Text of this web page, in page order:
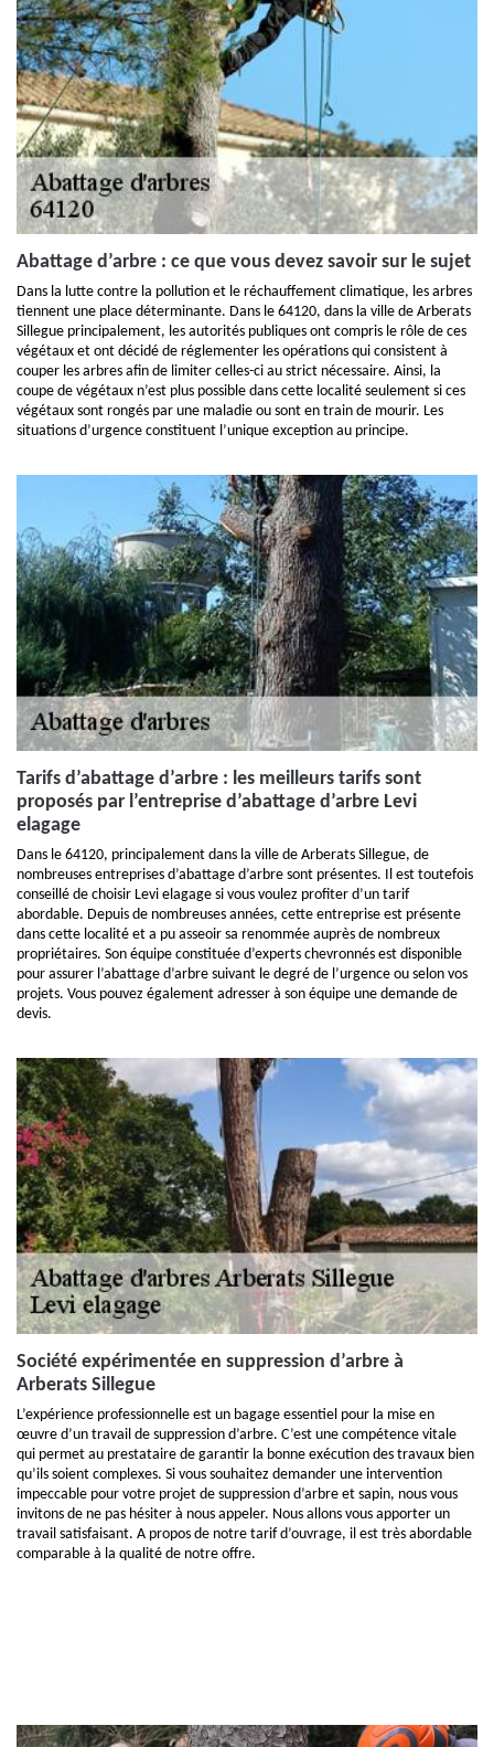
Abattage d’arbre : ce que vous devez savoir sur le sujet
Dans la lutte contre la pollution et le réchauffement climatique, les arbres
tiennent une place déterminante. Dans le 64120, dans la ville de Arberats
Sillegue principalement, les autorités publiques ont compris le rôle de ces
végétaux et ont décidé de réglementer les opérations qui consistent à
couper les arbres afin de limiter celles-ci au strict nécessaire. Ainsi, la
coupe de végétaux n’est plus possible dans cette localité seulement si ces
végétaux sont rongés par une maladie ou sont en train de mourir. Les
situations d’urgence constituent l’unique exception au principe.
Tarifs d’abattage d’arbre : les meilleurs tarifs sont
proposés par l’entreprise d’abattage d’arbre Levi
elagage
Dans le 64120, principalement dans la ville de Arberats Sillegue, de
nombreuses entreprises d’abattage d’arbre sont présentes. Il est toutefois
conseillé de choisir Levi elagage si vous voulez profiter d’un tarif
abordable. Depuis de nombreuses années, cette entreprise est présente
dans cette localité et a pu asseoir sa renommée auprès de nombreux
propriétaires. Son équipe constituée d’experts chevronnés est disponible
pour assurer l’abattage d’arbre suivant le degré de l’urgence ou selon vos
projets. Vous pouvez également adresser à son équipe une demande de
devis.
Société expérimentée en suppression d’arbre à
Arberats Sillegue
L’expérience professionnelle est un bagage essentiel pour la mise en
œuvre d’un travail de suppression d’arbre. C’est une compétence vitale
qui permet au prestataire de garantir la bonne exécution des travaux bien
qu’ils soient complexes. Si vous souhaitez demander une intervention
impeccable pour votre projet de suppression d’arbre et sapin, nous vous
invitons de ne pas hésiter à nous appeler. Nous allons vous apporter un
travail satisfaisant. A propos de notre tarif d’ouvrage, il est très abordable
comparable à la qualité de notre offre.